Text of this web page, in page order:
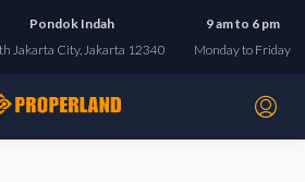
Pondok Indah
Jakarta City, Jakarta 12340
9 am to 6 pm
Monday to Friday